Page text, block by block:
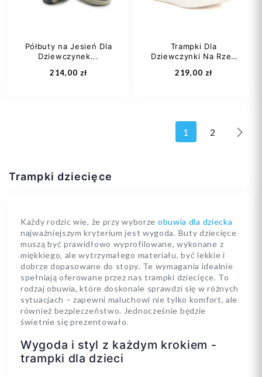
Trampki dziecięce
Każdy rodzic wie, że przy wyborze obuwia dla dziecka
najważniejszym kryterium jest wygoda. Buty dziecięce
muszą być prawidłowo wyprofilowane, wykonane z
miękkiego, ale wytrzymałego materiału, być lekkie i
dobrze dopasowane do stopy. Te wymagania idealnie
spełniają oferowane przez nas trampki dziecięce. To
rodzaj obuwia, które doskonale sprawdzi się w różnych
sytuacjach – zapewni maluchowi nie tylko komfort, ale
również bezpieczeństwo. Jednocześnie będzie
świetnie się prezentowało.
Wygoda i styl z każdym krokiem -
trampki dla dzieci
Dodaj do koszyka Dodaj do koszyka
Półbuty na Jesień Dla
Dziewczynek...
214,00 zł
28 31
Dodaj do koszyka
Trampki Dla
Dziewczynki Na Rzep
219,00 zł
Dodaj do koszyka
1 2